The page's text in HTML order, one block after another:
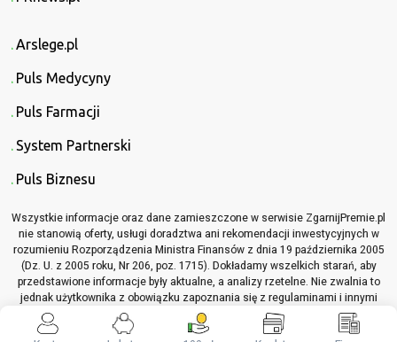
Arslege.pl
Puls Medycyny
Puls Farmacji
System Partnerski
Puls Biznesu
Wszystkie informacje oraz dane zamieszczone w serwisie ZgarnijPremie.pl
nie stanowią oferty, usługi doradztwa ani rekomendacji inwestycyjnych w
rozumieniu Rozporządzenia Ministra Finansów z dnia 19 października 2005
(Dz. U. z 2005 roku, Nr 206, poz. 1715). Dokładamy wszelkich starań, aby
przedstawione informacje były aktualne, a analizy rzetelne. Nie zwalnia to
jednak użytkownika z obowiązku zapoznania się z regulaminami i innymi
materiałami informacyjnymi, które dotyczą opisywanych produktów lub
usług, przed podjęciem jakichkolwiek decyzji z nimi związanych.